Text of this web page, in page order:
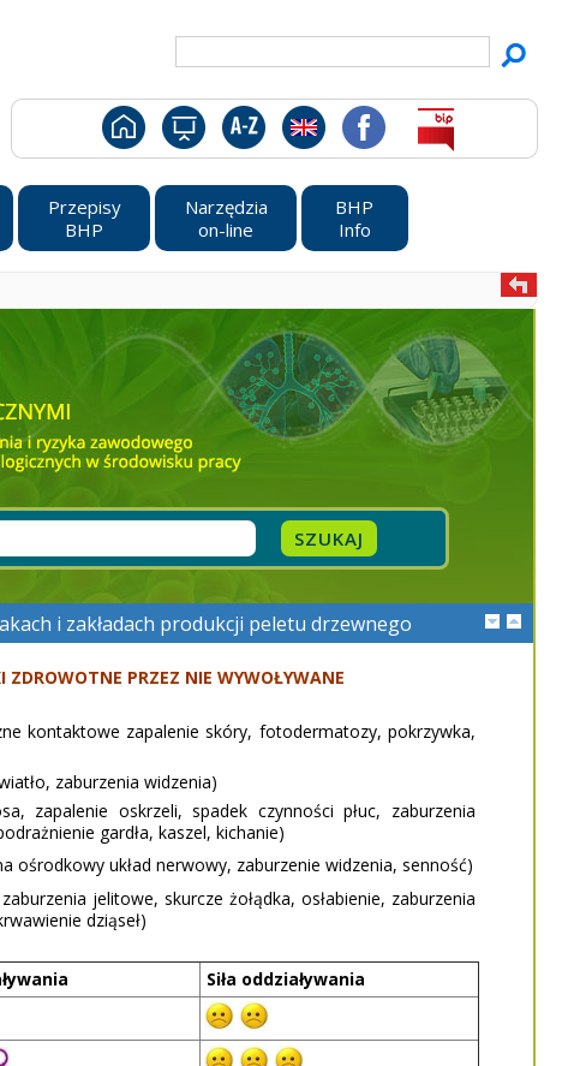
Przepisy
BHP
Narzędzia
on-line
BHP
Info
i zakładach produkcji peletu drzewnego
ZDROWOTNE PRZEZ NIE WYWOŁYWANE
kontaktowe zapalenie skóry, fotodermatozy, pokrzywka,
zaburzenia widzenia)
zapalenie oskrzeli, spadek czynności płuc, zaburzenia
gardła, kaszel, kichanie)
ośrodkowy układ nerwowy, zaburzenie widzenia, senność)
jelitowe, skurcze żołądka, osłabienie, zaburzenia
dziąseł)
Siła oddziaływania